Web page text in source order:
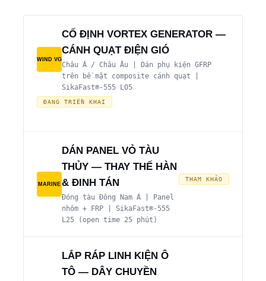
WIND VG
CỐ ĐỊNH VORTEX GENERATOR —
CÁNH QUẠT ĐIỆN GIÓ
Châu Á / Châu Âu | Dán phụ kiện GFRP
trên bề mặt composite cánh quạt |
SikaFast®-555 L05
ĐANG TRIỂN KHAI
MARINE
DÁN PANEL VỎ TÀU
THỦY — THAY THẾ HÀN
& ĐINH TÁN
Đóng tàu Đông Nam Á | Panel
nhôm + FRP | SikaFast®-555
L25 (open time 25 phút)
THAM KHẢO
LẮP RÁP LINH KIỆN Ô
TÔ — DÂY CHUYỀN